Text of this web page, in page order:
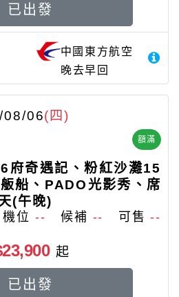
中國東方航空
晚去早回
已出發
額滿
08/06(四)
府奇遇記、粉紅沙灘15
船、PADO光影秀、席
(午晚)
機位 -- 候補 -- 可售--
起
已出發